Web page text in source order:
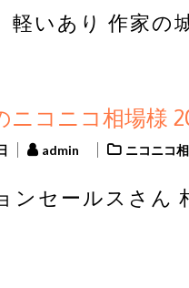
軽いあり 作家の
ニコニコ相場様
admin ニコニコ
ンセールスさん